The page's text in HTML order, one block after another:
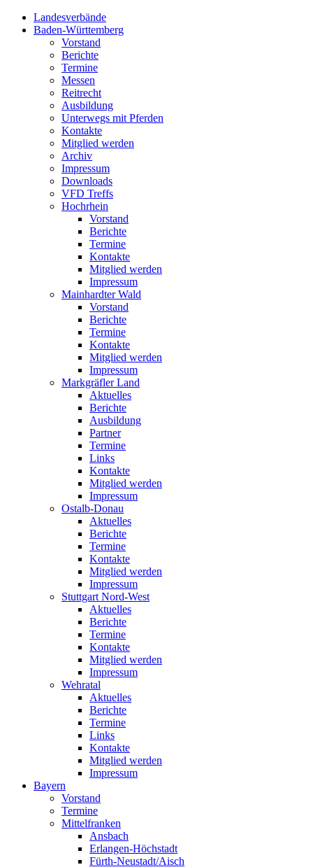
Landesverbände
Baden-Württemberg
Vorstand
Berichte
Termine
Messen
Reitrecht
Ausbildung
Unterwegs mit Pferden
Kontakte
Mitglied werden
Archiv
Impressum
Downloads
VFD Treffs
Hochrhein
Vorstand
Berichte
Termine
Kontakte
Mitglied werden
Impressum
Mainhardter Wald
Vorstand
Berichte
Termine
Kontakte
Mitglied werden
Impressum
Markgräfler Land
Aktuelles
Berichte
Ausbildung
Partner
Termine
Links
Kontakte
Mitglied werden
Impressum
Ostalb-Donau
Aktuelles
Berichte
Termine
Kontakte
Mitglied werden
Impressum
Stuttgart Nord-West
Aktuelles
Berichte
Termine
Kontakte
Mitglied werden
Impressum
Wehratal
Aktuelles
Berichte
Termine
Links
Kontakte
Mitglied werden
Impressum
Bayern
Vorstand
Termine
Mittelfranken
Ansbach
Erlangen-Höchstadt
Fürth-Neustadt/Aisch